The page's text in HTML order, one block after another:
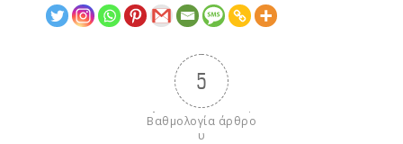
5
Βαθμολογία άρθρο
υ